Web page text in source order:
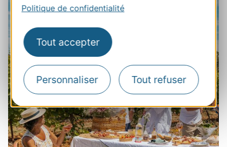
Politique de confidentialité
Tout accepter
Personnaliser Tout refuser